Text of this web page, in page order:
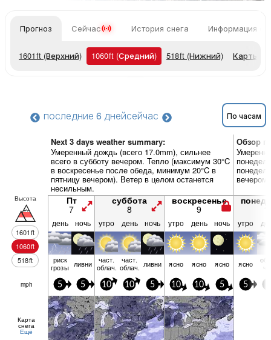
Прогноз Сейчас История снега Информация о
1601ft (Верхний) 1060ft (Средний) 518ft (Нижний) Карты
последние 6 днейсейчас По часам
Next 3 days weather summary:
Умеренный дождь (всего 17.0mm), сильнее
всего в субботу вечером. Тепло (максимум 30°C
в воскресенье после обеда, минимум 20°C в
пятницу вечером). Ветер в целом останется
несильным.
Обзор
Высота
1601ft
1060ft
518ft
Пт
7
суббота
8
воскресенье
9
день ночь утро день ночь утро день ночь утро
риск
грозы ливни част.
облач.
част.
облач. ливни ясно ясно ясно ясно
mph 5 5 10 10 5 10 10 5 5
Карта
снега
Ещё